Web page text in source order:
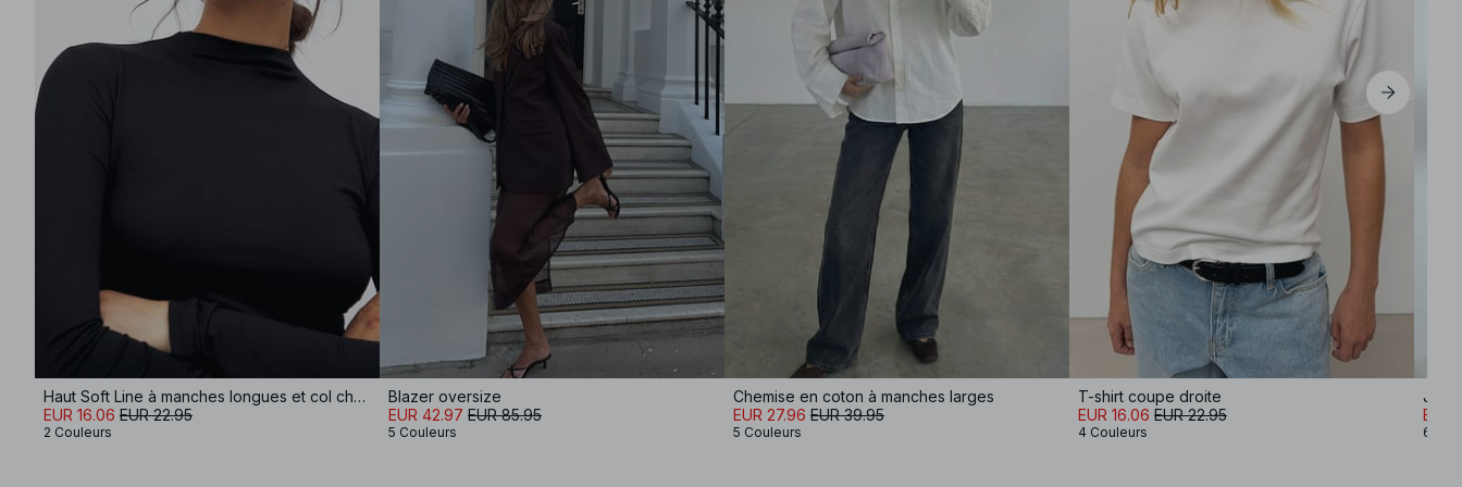
Haut Soft Line à manches longues et col cheminée
EUR 16.06 EUR 22.95
2 Couleurs
Blazer oversize
EUR 42.97 EUR 85.95
5 Couleurs
Chemise en coton à manches larges
EUR 27.96 EUR 39.95
5 Couleurs
T-shirt coupe droite
EUR 16.06 EUR 22.95
4 Couleurs
Jean
EUR
6